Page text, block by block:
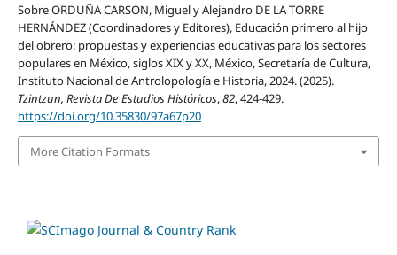
Sobre ORDUÑA CARSON, Miguel y Alejandro DE LA TORRE
HERNÁNDEZ (Coordinadores y Editores), Educación primero al hijo
del obrero: propuestas y experiencias educativas para los sectores
populares en México, siglos XIX y XX, México, Secretaría de Cultura,
Instituto Nacional de Antrolopología e Historia, 2024. (2025).
Tzintzun, Revista De Estudios Históricos,82, 424-429.
https://doi.org/10.35830/97a67p20
More Citation Formats